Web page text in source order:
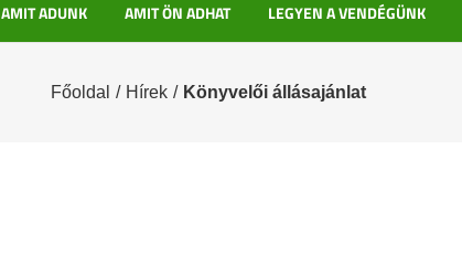
AMIT ADUNK AMIT ÖN ADHAT LEGYEN A VENDÉGÜNK
Főoldal / Hírek / Könyvelői állásajánlat